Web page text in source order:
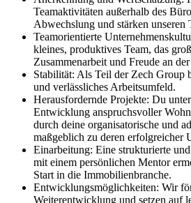
Teamaktivitäten außerhalb des
Abwechslung und stärken unseren
Teamorientierte
kleines, produktives Team, das
Zusammenarbeit und Freude an
Stabilität: Als Teil der Zech Group
und verlässliches Arbeitsumfeld.
Herausfordernde Projekte: Du
Entwicklung anspruchsvoller
durch deine organisatorische und
maßgeblich zu deren erfolgreicher
Einarbeitung: Eine strukturierte
mit einem persönlichen Mentor
Start in die Immobilienbranche.
Entwicklungsmöglichkeiten: Wir
Weiterentwicklung und setzen auf